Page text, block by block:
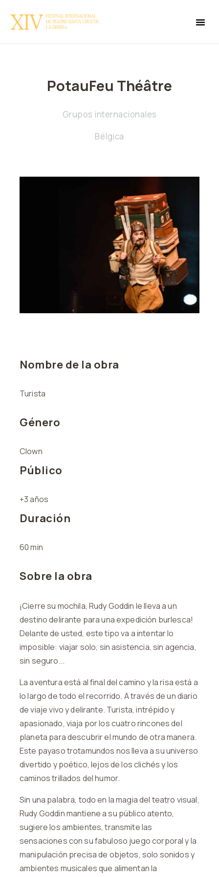
PotauFeu Théâtre
Grupos internacionales
Bélgica
Nombre de la obra
Turista
Género
Clown
Público
+3 años
Duración
60 min
Sobre la obra
¡Cierre su mochila, Rudy Goddin le lleva a un
destino delirante para una expedición burlesca!
Delante de usted, este tipo va a intentar lo
imposible: viajar solo, sin asistencia, sin agencia,
sin seguro...
La aventura está al final del camino y la risa está a
lo largo de todo el recorrido. A través de un diario
de viaje vivo y delirante. Turista, intrépido y
apasionado, viaja por los cuatro rincones del
planeta para descubrir el mundo de otra manera.
Este payaso trotamundos nos lleva a su universo
divertido y poético, lejos de los clichés y los
caminos trillados del humor.
Sin una palabra, todo en la magia del teatro visual,
Rudy Goddin mantiene a su público atento,
sugiere los ambientes, transmite las
sensaciones con su fabuloso juego corporal y la
manipulación precisa de objetos, solo sonidos y
ambientes musicales que alimentan la